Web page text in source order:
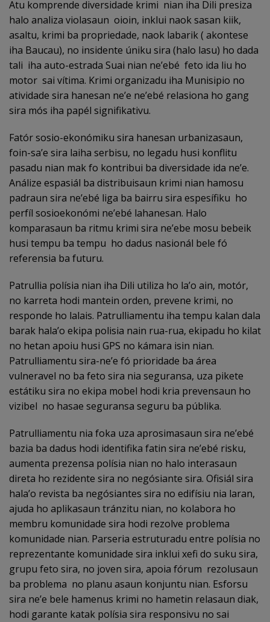
Atu komprende diversidade krimi nian iha Dili presiza
halo analiza violasaun oioin, inklui naok sasan kiik,
asaltu, krimi ba propriedade, naok labarik ( akontese
iha Baucau), no insidente úniku sira (halo lasu) ho dada
tali iha auto-estrada Suai nian ne’ebé feto ida liu ho
motor sai vítima. Krimi organizadu iha Munisipio no
atividade sira hanesan ne’e ne’ebé relasiona ho gang
sira mós iha papél signifikativu.
Fatór sosio-ekonómiku sira hanesan urbanizasaun,
foin-sa’e sira laiha serbisu, no legadu husi konflitu
pasadu nian mak fo kontribui ba diversidade ida ne’e.
Análize espasiál ba distribuisaun krimi nian hamosu
padraun sira ne’ebé liga ba bairru sira espesífiku ho
perfíl sosioekonómi ne’ebé lahanesan. Halo
komparasaun ba ritmu krimi sira ne’ebe mosu bebeik
husi tempu ba tempu ho dadus nasionál bele fó
referensia ba futuru.
Patrullia polísia nian iha Dili utiliza ho la’o ain, motór,
no karreta hodi mantein orden, prevene krimi, no
responde ho lalais. Patrulliamentu iha tempu kalan dala
barak hala’o ekipa polisia nain rua-rua, ekipadu ho kilat
no hetan apoiu husi GPS no kámara isin nian.
Patrulliamentu sira-ne’e fó prioridade ba área
vulneravel no ba feto sira nia seguransa, uza pikete
estátiku sira no ekipa mobel hodi kria prevensaun ho
vizibel no hasae seguransa seguru ba públika.
Patrulliamentu nia foka uza aprosimasaun sira ne’ebé
bazia ba dadus hodi identifika fatin sira ne’ebé risku,
aumenta prezensa polísia nian no halo interasaun
direta ho rezidente sira no negósiante sira. Ofisiál sira
hala’o revista ba negósiantes sira no edifísiu nia laran,
ajuda ho aplikasaun tránzitu nian, no kolabora ho
membru komunidade sira hodi rezolve problema
komunidade nian. Parseria estruturadu entre polísia no
reprezentante komunidade sira inklui xefi do suku sira,
grupu feto sira, no joven sira, apoia fórum rezolusaun
ba problema no planu asaun konjuntu nian. Esforsu
sira ne’e bele hamenus krimi no hametin relasaun diak,
hodi garante katak polísia sira responsivu no sai